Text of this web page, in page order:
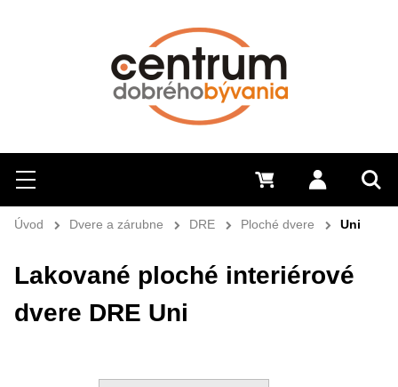
Hľadať
Menu Prihlásiť
0 €
Úvod Dvere a zárubne DRE Ploché dvere Uni
Lakované ploché interiérové
dvere DRE Uni